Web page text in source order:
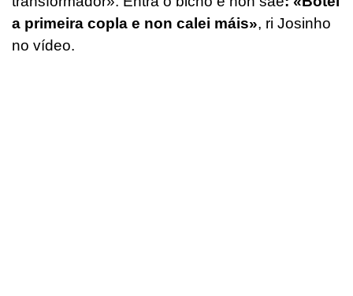
a primeira copla e non calei máis», ri Josinho
no vídeo.